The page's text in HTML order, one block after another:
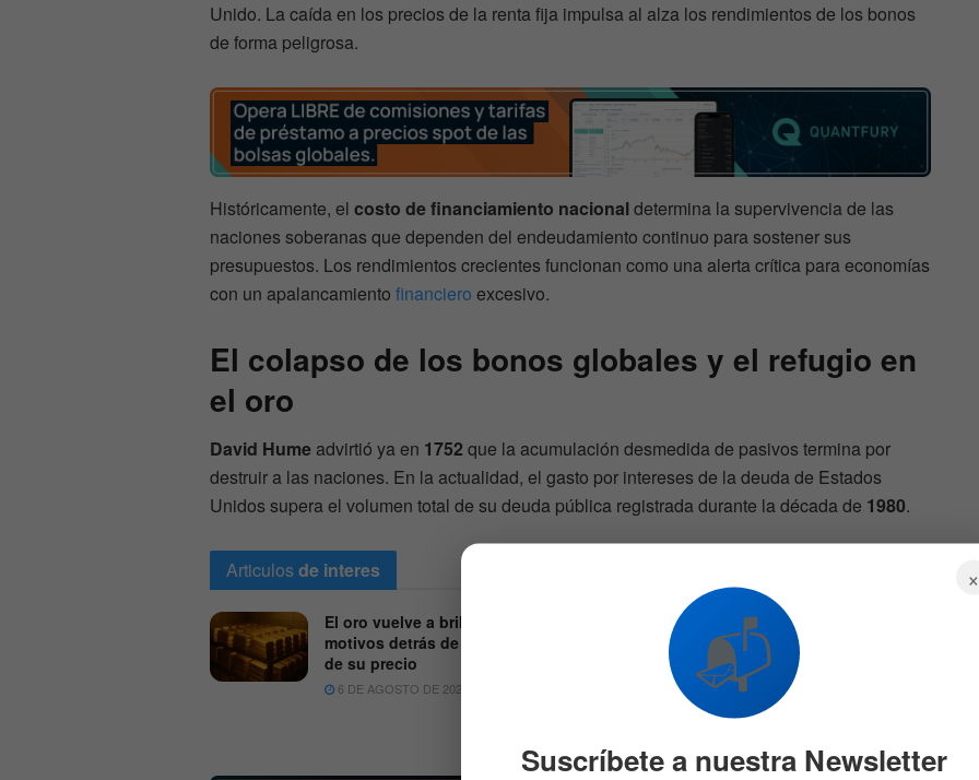
Unido. La caída en los precios de la renta fija impulsa al alza los rendimientos de los bonos
de forma peligrosa.
Históricamente, el costo de financiamiento nacionaldetermina la supervivencia de las
naciones soberanas que dependen del endeudamiento continuo para sostener sus
presupuestos. Los rendimientos crecientes funcionan como una alerta crítica para economías
con un apalancamiento financiero excesivo.
El colapso de los bonos globales y el refugio en
el oro
David Hume advirtió ya en 1752 que la acumulación desmedida de pasivos termina por
destruir a las naciones. En la actualidad, el gasto por intereses de la deuda de Estados
Unidos supera el volumen total de su deuda pública registrada durante la década de 1980.
Articulosde interes
El oro vuelve a brillar: los
motivos detrás de la subida
de su precio
6 DE AGOSTO DE 2026
Por qué 3 miembros de la
Fed que votaron en contra
dicen que esperar para
subir las tasas podría hacer
la inflación mas grave
×
📬
Suscríbete a nuestra Newsletter